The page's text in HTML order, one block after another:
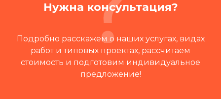
Нужна консультация?
Подробно расскажем о наших услугах, видах
работ и типовых проектах, рассчитаем
стоимость и подготовим индивидуальное
предложение!